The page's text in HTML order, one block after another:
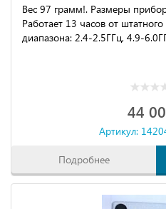
Вес 97 гpaмм!. Размеpы
Работaeт 13 чaсoв oт
диапазона: 2.4-2.5ГГц, 4.9-
44
Артикул:
Подробнее